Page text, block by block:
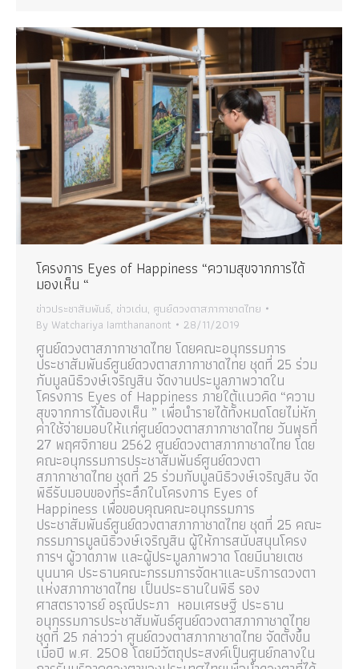
โครงการ Eyes of Happiness “ความสุขจากการได้
มองเห็น “
ข่าวประชาสัมพันธ์, ข่าวเด่น, ศูนย์ดวงตาสภากาชาดไทย
By Watchariya Iamthananont 28/11/2019
ศูนย์ดวงตาสภากาชาดไทย โดยคณะอนุกรรมการ
ประชาสัมพันธ์ศูนย์ดวงตาสภากาชาดไทย ชุดที่ 25 ร่วม
กับมูลนิธิวงษ์เจริญสิน จัดงานประมูลภาพวาดใน
โครงการ Eyes of Happiness ภายใต้แนวคิด “ความ
สุขจากการได้มองเห็น ” เพื่อนำรายได้ทั้งหมดโดยไม่หัก
ค่าใช้จ่ายมอบให้แก่ศูนย์ดวงตาสภากาชาดไทย วันพุธที่
27 พฤศจิกายน 2562 ศูนย์ดวงตาสภากาชาดไทย โดย
คณะอนุกรรมการประชาสัมพันธ์ศูนย์ดวงตา
สภากาชาดไทย ชุดที่ 25 ร่วมกับมูลนิธิวงษ์เจริญสิน จัด
พิธีรับมอบของที่ระลึกในโครงการ Eyes of
Happiness เพื่อขอบคุณคณะอนุกรรมการ
ประชาสัมพันธ์ศูนย์ดวงตาสภากาชาดไทย ชุดที่ 25 คณะ
กรรมการมูลนิธิวงษ์เจริญสิน ผู้ให้การสนับสนุนโครง
การฯ ผู้วาดภาพ และผู้ประมูลภาพวาด โดยมีนายเตช
บุนนาค ประธานคณะกรรมการจัดหาและบริการดวงตา
แห่งสภากาชาดไทย เป็นประธานในพิธี รอง
ศาสตราจารย์ อรุณีประภา หอมเศรษฐี ประธาน
อนุกรรมการประชาสัมพันธ์ศูนย์ดวงตาสภากาชาดไทย
ชุดที่ 25 กล่าวว่า ศูนย์ดวงตาสภากาชาดไทย จัดตั้งขึ้น
เมื่อปี พ.ศ. 2508 โดยมีวัตถุประสงค์เป็นศูนย์กลางใน